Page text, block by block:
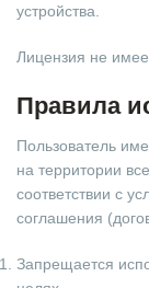
устройства.
Лицензия не
Правила
Пользователь
на территории
соответствии с
соглашения
Запрещается